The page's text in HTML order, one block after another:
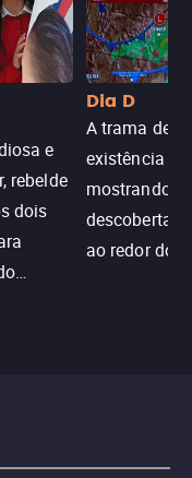
e
rebelde
dois
Dia D
A trama de
existência
mostrando
descoberta
ao redor do